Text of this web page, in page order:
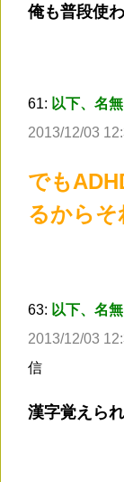
俺も普段使
61: 以下、名
2013/12/03
でも
るから
63: 以下、名
2013/12/03
信
漢字覚えら